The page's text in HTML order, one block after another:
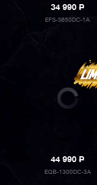
34 990P
EFS-S650DC-1A
44 990P
EQB-1300DC-3A